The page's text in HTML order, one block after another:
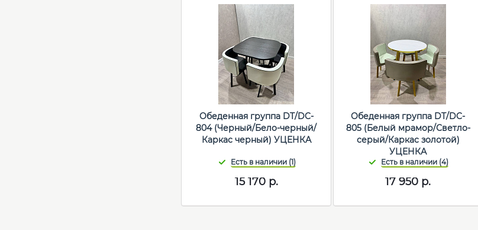
Обеденная группа DT/DC-
804 (Черный/Бело-черный/
Каркас черный) УЦЕНКА
15 170р.
Обеденная группа DT/DC-
805 (Белый мрамор/Светло-
серый/Каркас золотой)
УЦЕНКА
17 950 р.